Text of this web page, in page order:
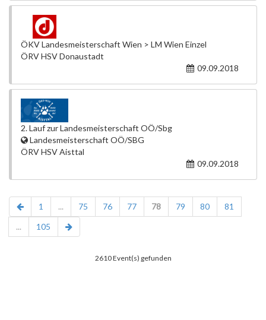
ÖKV Landesmeisterschaft Wien > LM Wien Einzel
ÖRV HSV Donaustadt
09.09.2018
2. Lauf zur Landesmeisterschaft OÖ/Sbg
Landesmeisterschaft OÖ/SBG
ÖRV HSV Aisttal
09.09.2018
1 ... 75 76 77 78 79 80
81
...
105
2610 Event(s) gefunden